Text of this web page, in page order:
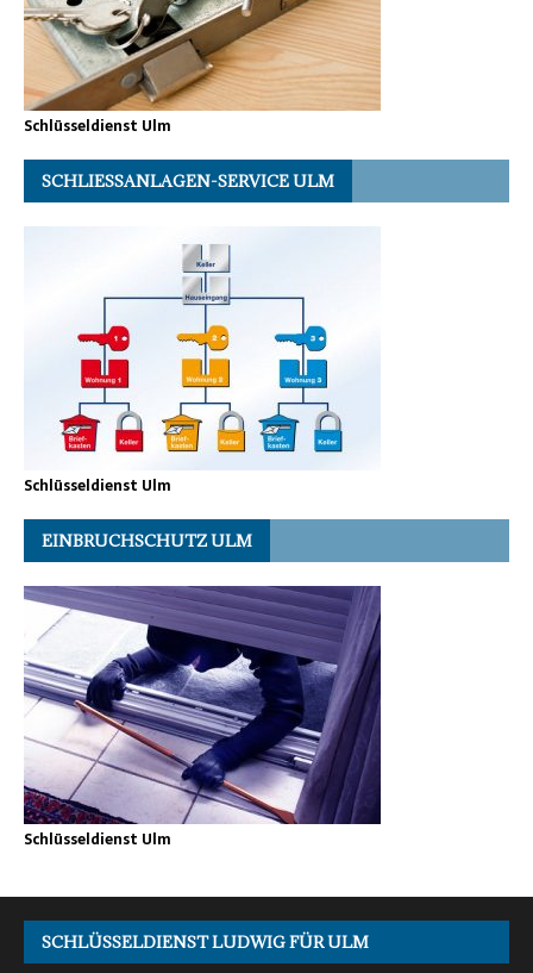
Schlüsseldienst Ulm
SCHLIESSANLAGEN-SERVICE ULM
Schlüsseldienst Ulm
EINBRUCHSCHUTZ ULM
Schlüsseldienst Ulm
SCHLÜSSELDIENST LUDWIG FÜR ULM